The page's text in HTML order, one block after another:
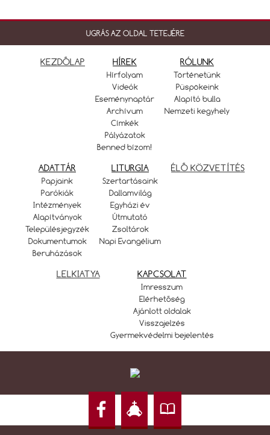
UGRÁS AZ OLDAL TETEJÉRE
KEZDŐLAP HÍREK
Hírfolyam
Videók
Eseménynaptár
Archívum
Címkék
Pályázatok
Benned bízom!
RÓLUNK
Történetünk
Püspökeink
Alapító bulla
Nemzeti kegyhely
ADATTÁR
Papjaink
Parókiák
Intézmények
Alapítványok
Településjegyzék
Dokumentumok
Beruházások
LITURGIA
Szertartásaink
Dallamvilág
Egyházi év
Útmutató
Zsoltárok
Napi Evangélium
ÉLŐ KÖZVETÍTÉS
LELKIATYA KAPCSOLAT
Imresszum
Elérhetőség
Ajánlott oldalak
Visszajelzés
Gyermekvédelmi bejelentés